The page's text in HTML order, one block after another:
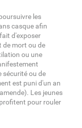
les
casque afin
d'exposer
de mort ou de
ou une
sécurité ou de
est puni d'un an
Les jeunes
pour rouler